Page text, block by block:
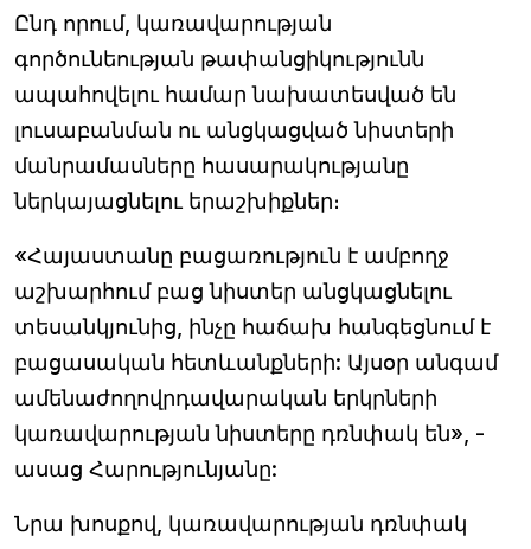
Ընդ որում, կառավարության
գործունեության թափանցիկությունն
ապահովելու համար նախատեսված են
լուսաբանման ու անցկացված նիստերի
մանրամասները հասարակությանը
ներկայացնելու երաշխիքներ։
«Հայաստանը բացառություն է ամբողջ
աշխարհում բաց նիստեր անցկացնելու
տեսանկյունից, ինչը հաճախ հանգեցնում է
բացասական հետևանքների: Այսօր անգամ
ամենաժողովրդավարական երկրների
կառավարության նիստերը դռնփակ են», -
ասաց Հարությունյանը:
Նրա խոսքով, կառավարության դռնփակ